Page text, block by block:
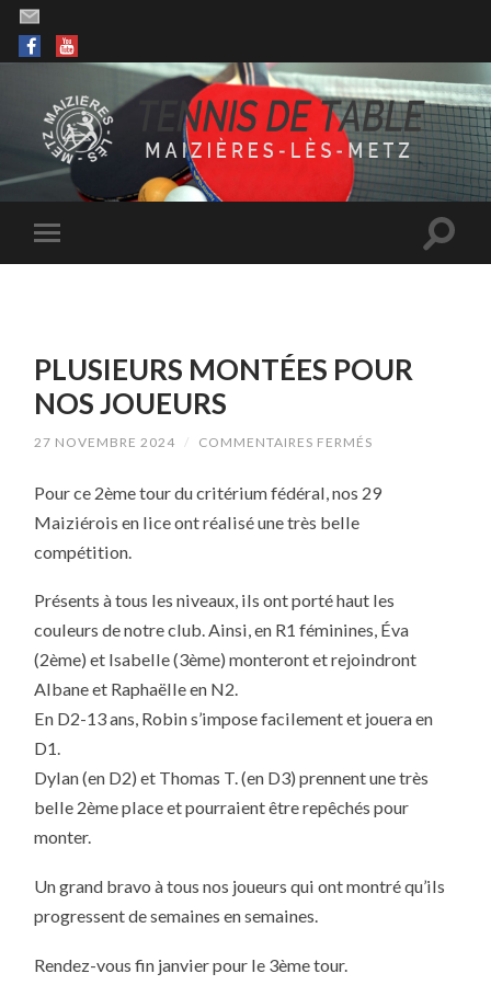
PLUSIEURS MONTÉES POUR
NOS JOUEURS
27 NOVEMBRE 2024 / COMMENTAIRES FERMÉS
POUR
Pour ce 2ème tour du critérium fédéral, nos 29
Maiziérois en lice ont réalisé une très belle
compétition.
Présents à tous les niveaux, ils ont porté haut les
couleurs de notre club. Ainsi, en R1 féminines, Éva
(2ème) et Isabelle (3ème) monteront et rejoindront
Albane et Raphaëlle en N2.
En D2-13 ans, Robin s’impose facilement et jouera en
D1.
Dylan (en D2) et Thomas T. (en D3) prennent une très
belle 2ème place et pourraient être repêchés pour
monter.
Un grand bravo à tous nos joueurs qui ont montré qu’ils
progressent de semaines en semaines.
Rendez-vous fin janvier pour le 3ème tour.